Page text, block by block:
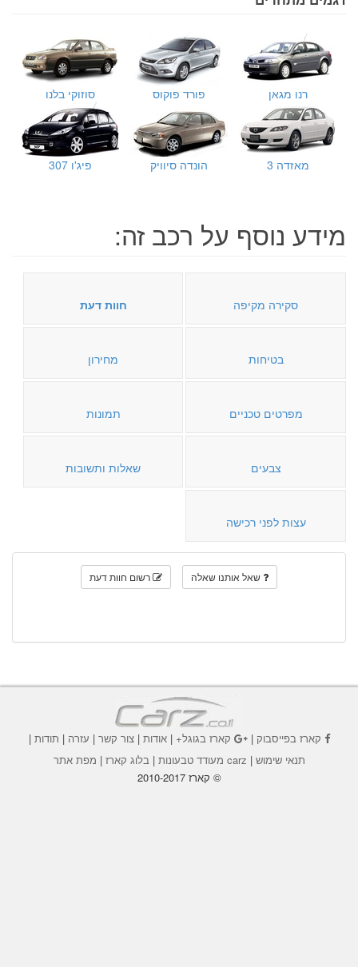
רנו מגאן פורד פוקוס סוזוקי בלנו
מאזדה 3 הונדה סיוויק פיג'ו 307
מידע נוסף על רכב זה:
סקירה מקיפה חוות דעת
בטיחות מחירון
מפרטים טכניים תמונות
צבעים שאלות ותשובות
עצות לפני רכישה
שאל אותנו שאלה רשום חוות דעת
קארז בפייסבוק| קארז בגוגל+|אודות |צור קשר | עזרה | תודות |
תנאי שימוש | carz מעודד טבעונות | בלוג קארז | מפת אתר
© קארז 2010-2017